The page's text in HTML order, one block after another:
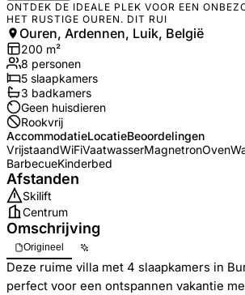
ONTDEK DE IDEALE PLEK VOOR EEN
HET RUSTIGE OUREN. DIT RUI
Ouren, Ardennen, Luik, België
200 m²
8 personen
5 slaapkamers
3 badkamers
Geen huisdieren
Rookvrij
AccommodatieLocatieBeoordelingen
VrijstaandWiFiVaatwasserMagnetronOven
BarbecueKinderbed
Afstanden
Skilift
Centrum
Omschrijving
Origineel
Deze ruime villa met 4 slaapkamers in
perfect voor een ontspannen vakantie